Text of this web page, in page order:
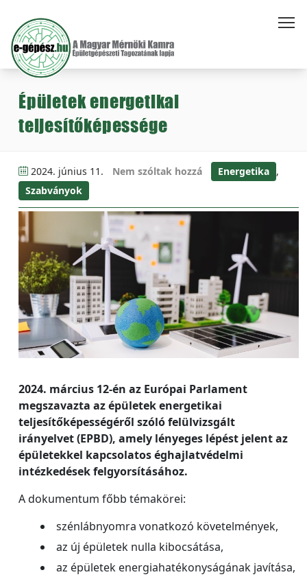
Épületek energetikai
teljesítőképessége
2024. június 11. Nem szóltak hozzá Energetika ,
Szabványok
2024. március 12-én az Európai Parlament
megszavazta az épületek energetikai
teljesítőképességéről szóló felülvizsgált
irányelvet (EPBD), amely lényeges lépést jelent az
épületekkel kapcsolatos éghajlatvédelmi
intézkedések felgyorsításához.
A dokumentum főbb témakörei:
szénlábnyomra vonatkozó követelmények,
az új épületek nulla kibocsátása,
az épületek energiahatékonyságának javítása,